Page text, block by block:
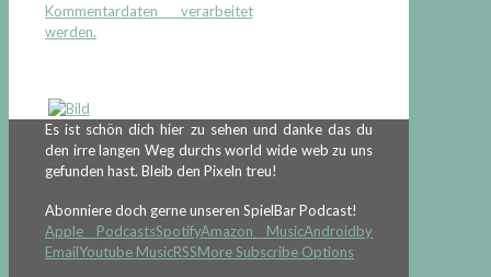
Kommentardaten verarbeitet
werden.
Es ist schön dich hier zu sehen und danke das du
den irre langen Weg durchs world wide web zu uns
gefunden hast. Bleib den Pixeln treu!
Abonniere doch gerne unseren SpielBar Podcast!
Apple PodcastsSpotifyAmazon MusicAndroidby
EmailYoutube MusicRSSMore Subscribe Options